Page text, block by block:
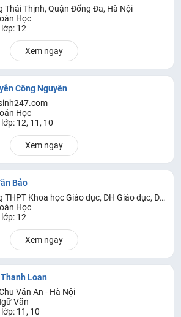
Thái Thịnh, Quận Đống Đa, Hà Nội
Học
12
Xem ngay
Công Nguyên
Học
12, 11, 10
Xem ngay
Bảo
GV Trường THPT Khoa học Giáo dục, ĐH Giáo dục, ĐH Quốc gia Hà Nội
Học
12
Xem ngay
Loan
Văn An - Hà Nội
Văn
11, 10